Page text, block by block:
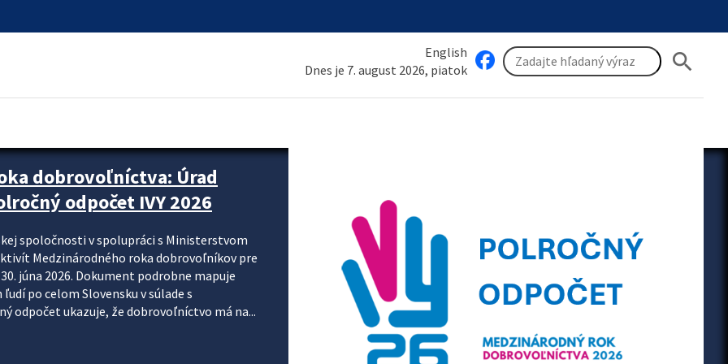
English
Dnes je 7. august 2026, piatok
search
krok za krokom
systému DPH a digitalizácie fakturačných
k tomu, aby sa elektronická faktúra stala
je priniesť jednoduchšie, rýchlejšie a
údajov, znížiť riziko chýb a podporiť
preto nepredstavuje...